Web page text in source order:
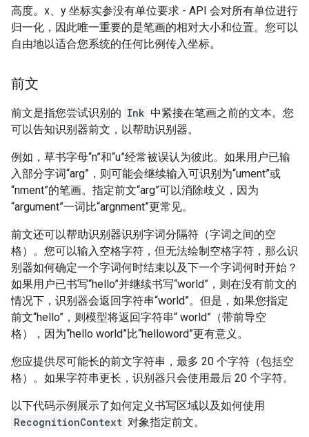
高度。x、y 坐标实参没有单位要求 - API 会对所有单位进行
归一化，因此唯一重要的是笔画的相对大小和位置。您可以
自由地以适合您系统的任何比例传入坐标。
前文
前文是指您尝试识别的 Ink 中紧接在笔画之前的文本。您
可以告知识别器前文，以帮助识别器。
例如，草书字母“n”和“u”经常被误认为彼此。如果用户已输
入部分字词“arg”，则可能会继续输入可识别为“ument”或
“nment”的笔画。指定前文“arg”可以消除歧义，因为
“argument”一词比“argnment”更常见。
前文还可以帮助识别器识别字词分隔符（字词之间的空
格）。您可以输入空格字符，但无法绘制空格字符，那么识
别器如何确定一个字词何时结束以及下一个字词何时开始？
如果用户已书写“hello”并继续书写“world”，则在没有前文的
情况下，识别器会返回字符串“world”。但是，如果您指定
前文“hello”，则模型将返回字符串“ world”（带前导空
格），因为“hello world”比“helloword”更有意义。
您应提供尽可能长的前文字符串，最多 20 个字符（包括空
格）。如果字符串更长，识别器只会使用最后 20 个字符。
以下代码示例展示了如何定义书写区域以及如何使用
RecognitionContext 对象指定前文。